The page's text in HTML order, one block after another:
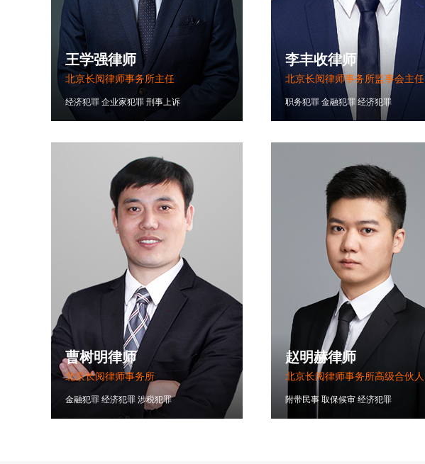
王学强律师
北京长阅律师事务所主任
经济犯罪 企业家犯罪 刑事上诉
李丰收律师
北京长阅律师事务所监事会主任
职务犯罪 金融犯罪 经济犯罪
曹树明律师
北京长阅律师事务所
金融犯罪 经济犯罪 涉税犯罪
赵明赫律师
北京长阅律师事务所高级合伙人
附带民事 取保候审 经济犯罪